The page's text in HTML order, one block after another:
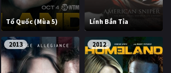
Tổ Quốc (Mùa 5) Lính Bắn Tỉa
2013 2012